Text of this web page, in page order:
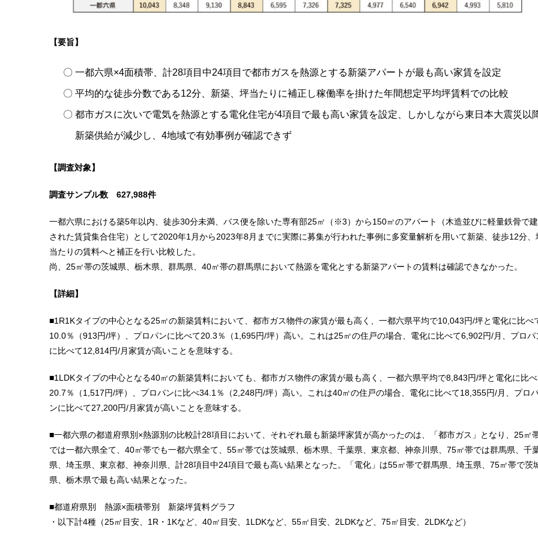
【要旨】
一都六県×4面積帯、計28項目中24項目で都市ガスを熱源とする新築アパートが最も高い家賃を設定
平均的な徒歩分数である12分、新築、坪当たりに補正し稼働率を掛けた年間想定平均坪賃料での比較
都市ガスに次いで電気を熱源とする電化住宅が4項目で最も高い家賃を設定、しかしながら東日本大震災以
新築供給が減少し、4地域で有効事例が確認できず
【調査対象】
調査サンプル数 627,988件
一都六県における築5年以内、徒歩30分未満、バス便を除いた専有部25㎡（※3）から150㎡のアパート（木造並びに軽量鉄骨で
された賃貸集合住宅）として2020年1月から2023年8月までに実際に募集が行われた事例に多変量解析を用いて新築、徒歩12分、
当たりの賃料へと補正を行い比較した。
尚、25㎡帯の茨城県、栃木県、群馬県、40㎡帯の群馬県において熱源を電化とする新築アパートの賃料は確認できなかった。
【詳細】
■1R1Kタイプの中心となる25㎡の新築賃料において、都市ガス物件の家賃が最も高く、一都六県平均で10,043円/坪と電化に比べ
10.0％（913円/坪）、プロパンに比べて20.3％（1,695円/坪）高い。これは25㎡の住戸の場合、電化に比べて6,902円/月、プロパ
に比べて12,814円/月家賃が高いことを意味する。
■1LDKタイプの中心となる40㎡の新築賃料においても、都市ガス物件の家賃が最も高く、一都六県平均で8,843円/坪と電化に比
20.7％（1,517円/坪）、プロパンに比べ34.1％（2,248円/坪）高い。これは40㎡の住戸の場合、電化に比べて18,355円/月、プロ
ンに比べて27,200円/月家賃が高いことを意味する。
■一都六県の都道府県別×熱源別の比較計28項目において、それぞれ最も新築坪家賃が高かったのは、「都市ガス」となり、25㎡
では一都六県全て、40㎡帯でも一都六県全て、55㎡帯では茨城県、栃木県、千葉県、東京都、神奈川県、75㎡帯では群馬県、千
県、埼玉県、東京都、神奈川県、計28項目中24項目で最も高い結果となった。「電化」は55㎡帯で群馬県、埼玉県、75㎡帯で茨
県、栃木県で最も高い結果となった。
■都道府県別 熱源×面積帯別 新築坪賃料グラフ
・以下計4種（25㎡目安、1R・1Kなど、40㎡目安、1LDKなど、55㎡目安、2LDKなど、75㎡目安、2LDKなど）